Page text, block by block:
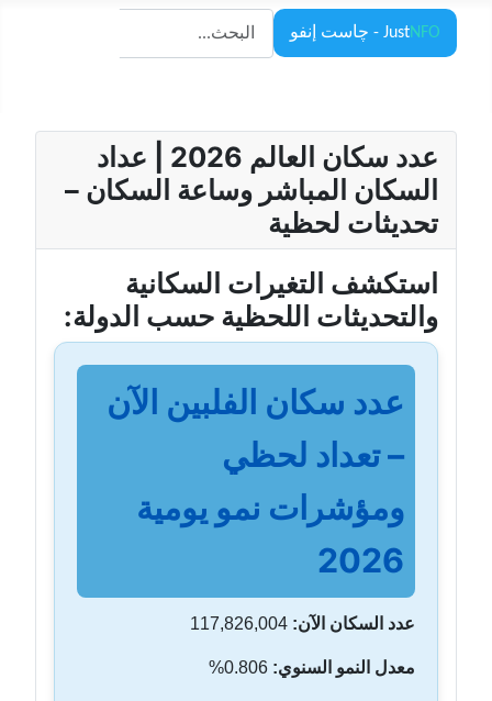
JustNFO - چاست إنفو
البحث
عدد سكان العالم 2026 | عداد
السكان المباشر وساعة السكان –
تحديثات لحظية
استكشف التغيرات السكانية
والتحديثات اللحظية حسب الدولة:
عدد سكان الفلبين الآن
– تعداد لحظي
ومؤشرات نمو يومية
2026
عدد السكان الآن: 117,826,004
معدل النمو السنوي: